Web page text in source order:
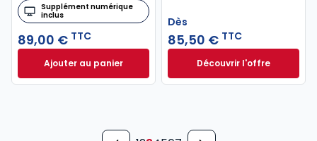
Supplément numérique
inclus
89,00 € TTC
Ajouter au panierCode de la consommation 2026, annoté et
Dès
85,50 € TTC
Découvrir l'offre
La copropriété
Dès